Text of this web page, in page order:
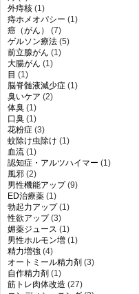
外痔核 (1)
痔ホメオパシー (1)
癌（がん）
(7)
ゲルソン療法 (5)
前立腺がん (1)
大腸がん (1)
目 (1)
脳脊髄液減少症 (1)
臭いケア (2)
体臭 (1)
口臭 (1)
花粉症 (3)
蚊除け虫除け (1)
血流 (1)
認知症・アルツハイマー (1)
風邪 (2)
男性機能アップ(9)
ED治療薬 (1)
勃起力アップ(1)
性欲アップ(3)
媚薬ジュース (1)
男性ホルモン増 (1)
精力増強 (4)
オートミール精力剤 (3)
自作精力剤 (1)
筋トレ肉体改造 (27)